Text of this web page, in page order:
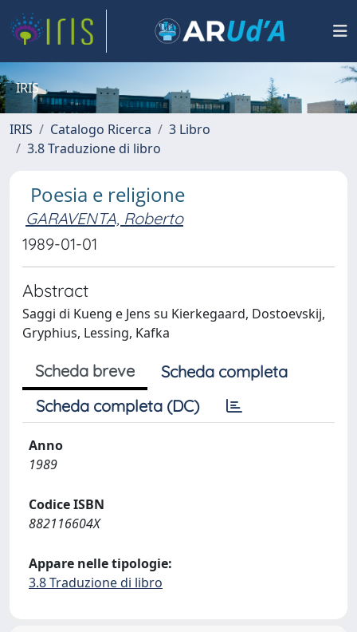
IRIS
IRIS Catalogo Ricerca
3 Libro
3.8 Traduzione di libro
Poesia e religione
GARAVENTA, Roberto
1989-01-01
Abstract
Saggi di Kueng e Jens su Kierkegaard, Dostoevskij,
Gryphius, Lessing, Kafka
Scheda breve
Scheda completa
Scheda completa (DC)
Anno
1989
Codice ISBN
882116604X
Appare nelle tipologie:
3.8 Traduzione di libro